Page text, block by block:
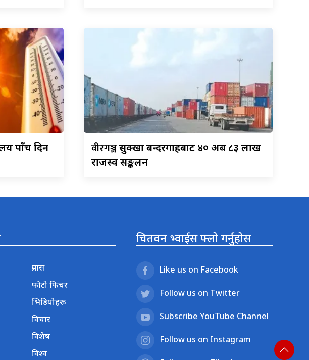
पाँच दिन
वीरगञ्जसुक्खा बन्दरगाहबाट ४० अर्ब ८३ लाख
राजस्व सङ्कलन
प्रवास
फोटो फिचर
भिडियोहरू
विचार
विशेष
विश्व
चितवन भ्वाईस फ्लो गर्नुहोस
Like us on Facebook
Follow us on Twitter
Subscribe YouTube Channel
Follow us on Instagram